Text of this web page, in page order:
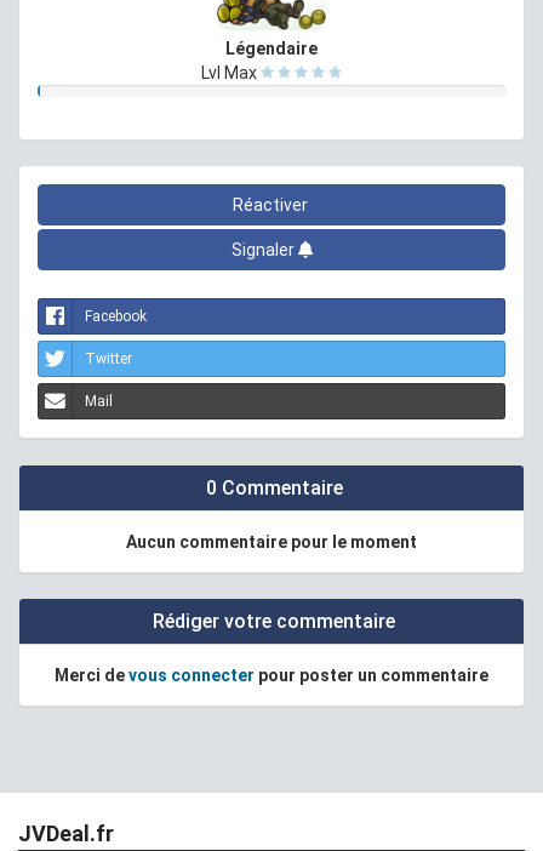
Légendaire
Lvl Max
Réactiver
Signaler
Facebook
Twitter
Mail
0 Commentaire
Aucun commentaire pour le moment
Rédiger votre commentaire
Merci devous connecter pour poster un commentaire
JVDeal.fr